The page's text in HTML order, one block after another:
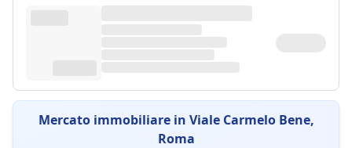
Mercato immobiliare in Viale Carmelo Bene,
Roma